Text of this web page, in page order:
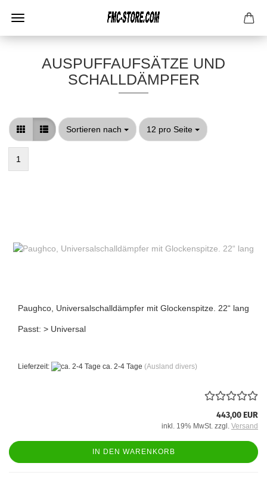
AUSPUFFAUFSÄTZE UND
SCHALLDÄMPFER
Sortieren nach
Sortieren nach 12 pro Seite
pro Seite
1
Paughco, Universalschalldämpfer mit Glockenspitze. 22“ lang
Passt: > Universal
Lieferzeit: ca. 2-4 Tage (Ausland divers)
443,00 EUR
inkl. 19% MwSt. zzgl. Versand
IN DEN WARENKORB